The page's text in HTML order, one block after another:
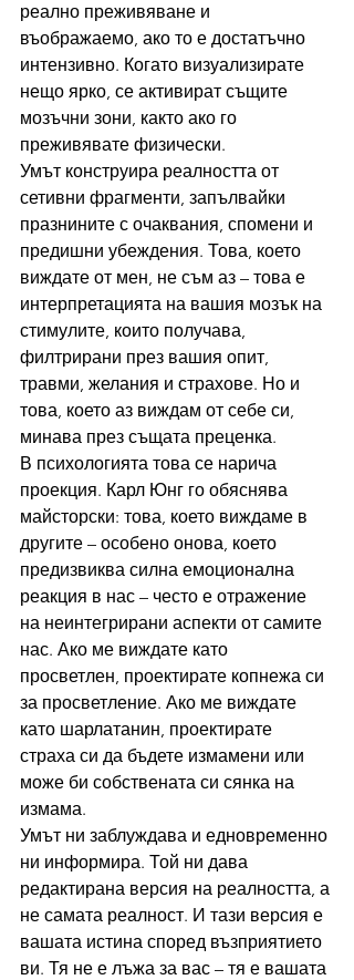
реално преживяване и
въображаемо, ако то е достатъчно
интензивно. Когато визуализирате
нещо ярко, се активират същите
мозъчни зони, както ако го
преживявате физически.
Умът конструира реалността от
сетивни фрагменти, запълвайки
празнините с очаквания, спомени и
предишни убеждения. Това, което
виждате от мен, не съм аз – това е
интерпретацията на вашия мозък на
стимулите, които получава,
филтрирани през вашия опит,
травми, желания и страхове. Но и
това, което аз виждам от себе си,
минава през същата преценка.
В психологията това се нарича
проекция. Карл Юнг го обяснява
майсторски: това, което виждаме в
другите – особено онова, което
предизвиква силна емоционална
реакция в нас – често е отражение
на неинтегрирани аспекти от самите
нас. Ако ме виждате като
просветлен, проектирате копнежа си
за просветление. Ако ме виждате
като шарлатанин, проектирате
страха си да бъдете измамени или
може би собствената си сянка на
измама.
Умът ни заблуждава и едновременно
ни информира. Той ни дава
редактирана версия на реалността, а
не самата реалност. И тази версия е
вашата истина според възприятието
ви. Тя не е лъжа за вас – тя е вашата